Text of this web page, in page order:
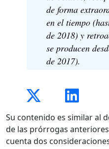
de forma
en el tiempo
de 2018) y
se producen
de 2017).
Su contenido es similar al
de las prórrogas
cuenta dos